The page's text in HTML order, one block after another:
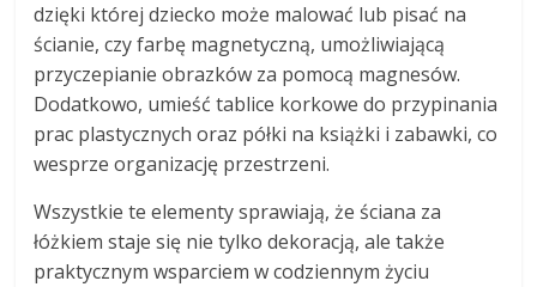
dzięki której dziecko może malować lub pisać na
ścianie, czy farbę magnetyczną, umożliwiającą
przyczepianie obrazków za pomocą magnesów.
Dodatkowo, umieść tablice korkowe do przypinania
prac plastycznych oraz półki na książki i zabawki, co
wesprze organizację przestrzeni.
Wszystkie te elementy sprawiają, że ściana za
łóżkiem staje się nie tylko dekoracją, ale także
praktycznym wsparciem w codziennym życiu